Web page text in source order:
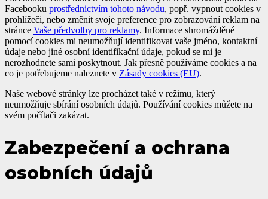
Facebooku prostřednictvím tohoto návodu, popř. vypnout cookies v
prohlížeči, nebo změnit svoje preference pro zobrazování reklam na
stránce Vaše předvolby pro reklamy. Informace shromážděné
pomocí cookies mi neumožňují identifikovat vaše jméno, kontaktní
údaje nebo jiné osobní identifikační údaje, pokud se mi je
nerozhodnete sami poskytnout. Jak přesně používáme cookies a na
co je potřebujeme naleznete v Zásady cookies (EU).
Naše webové stránky lze procházet také v režimu, který
neumožňuje sbírání osobních údajů. Používání cookies můžete na
svém počítači zakázat.
Zabezpečení a ochrana
osobních údajů